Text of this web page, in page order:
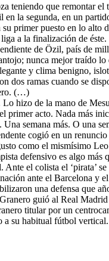
teniendo que remontar
la segunda, en un
primer puesto en lo
liga a la finalización de
de Özil, país de
nunca mejor traído
y clima benigno,
dos ramas cuando se
(…)
hizo de la mano de
acto. Nada más
semana más. O una
cogió en un
como el mismísimo
defensivo es algo
el colista el ‘pirata’
ante el Barcelona y
una defensa que
guió al Real
titular por un
su habitual fútbol